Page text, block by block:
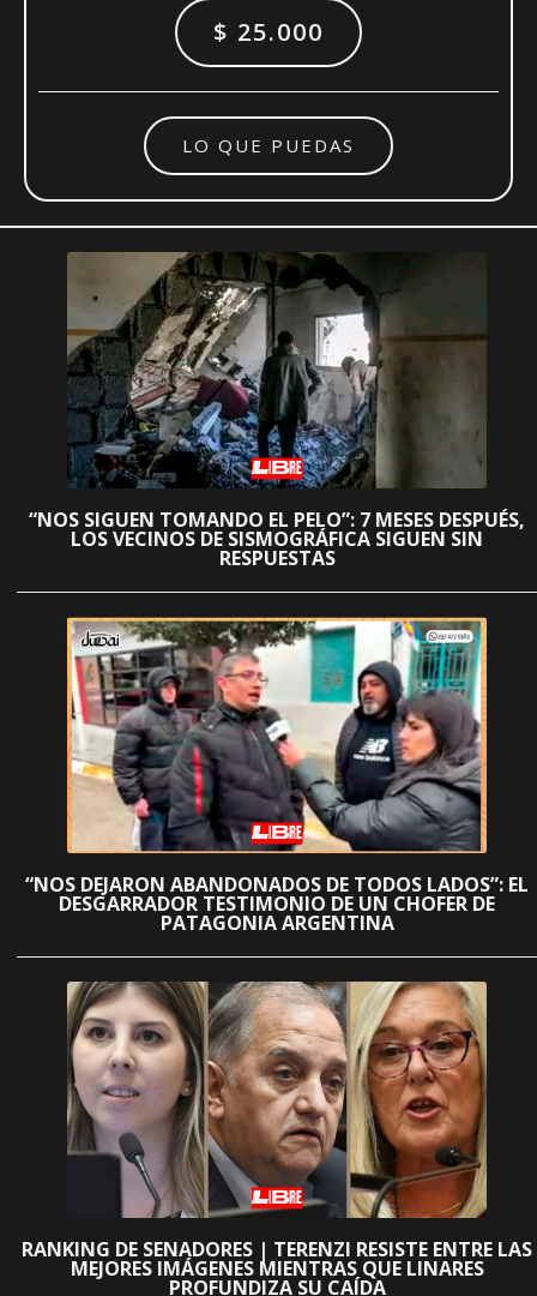
$ 25.000
LO QUE PUEDAS
“NOS SIGUEN TOMANDO EL PELO”: 7 MESES DESPUÉS,
LOS VECINOS DE SISMOGRÁFICA SIGUEN SIN
RESPUESTAS
“NOS DEJARON ABANDONADOS DE TODOS LADOS”: EL
DESGARRADOR TESTIMONIO DE UN CHOFER DE
PATAGONIA ARGENTINA
RANKING DE SENADORES | TERENZI RESISTE ENTRE LAS
MEJORES IMÁGENES MIENTRAS QUE LINARES
PROFUNDIZA SU CAÍDA